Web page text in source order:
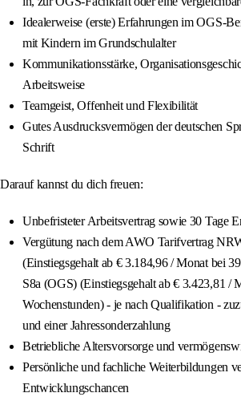
Idealerweise (erste) Erfahrungen im OGS-
mit Kindern im Grundschulalter
Kommunikationsstärke,
Arbeitsweise
Teamgeist, Offenheit und Flexibilität
Gutes Ausdrucksvermögen der deutschen
Schrift
Darauf kannst du dich freuen:
Unbefristeter Arbeitsvertrag sowie 30 Tage
Vergütung nach dem AWO Tarifvertrag
(Einstiegsgehalt ab € 3.184,96 / Monat bei
S8a (OGS) (Einstiegsgehalt ab € 3.423,81 /
Wochenstunden) - je nach Qualifikation -
und einer Jahressonderzahlung
Betriebliche Altersvorsorge und
Persönliche und fachliche Weiterbildungen
Entwicklungschancen